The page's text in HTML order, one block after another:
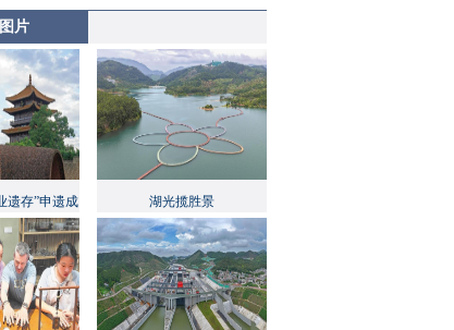
片
遗存”申遗成
湖光揽胜景